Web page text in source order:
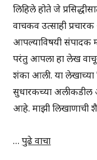
लिहिले होते जे
वाचकव उत्साही
आपल्याविषयी संपादक
परंतु आपला हा लेख
शंका आली. या लेखाच्या
सुधारकच्या अलीकडील
आहे. माझी लिखाणाची
…पुढे वाचा